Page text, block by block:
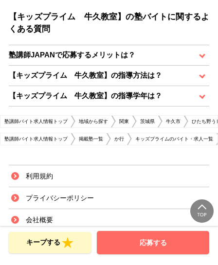
【キッズプライム 牛久教室】の塾バイトに関するよ
くある質問
塾講師JAPANで応募するメリットは？
【キッズプライム 牛久教室】の指導方法は？
【キッズプライム 牛久教室】の指導学年は？
塾講師バイト求人情報トップ 地域から探す 関東 茨城県 牛久市 ひたち野う
塾講師バイト求人情報トップ 掲載塾一覧 か行 キッズプライムのバイト・求人一覧
キープする 応募する
利用規約
プライバシーポリシー
会社概要
サイトマップ